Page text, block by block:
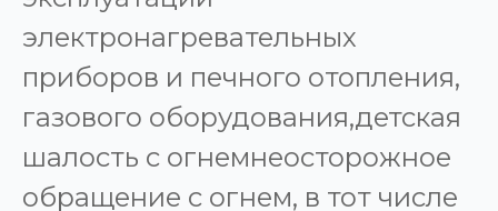
электронагревательных
приборов и печного отопления,
газового оборудования,детская
шалость с огнемнеосторожное
обращение с огнем, в тот числе